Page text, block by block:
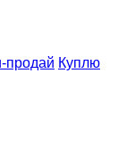
продай Куплю